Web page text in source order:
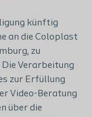
künftig
an die Coloplast
zu
Verarbeitung
zur Erfüllung
Video-Beratung
über die